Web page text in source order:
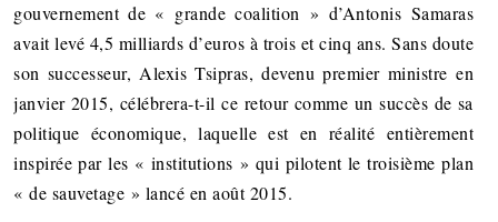
gouvernement de « grande coalition » d’Antonis Samaras
avait levé 4,5 milliards d’euros à trois et cinq ans. Sans doute
son successeur, Alexis Tsipras, devenu premier ministre en
janvier 2015, célébrera-t-il ce retour comme un succès de sa
politique économique, laquelle est en réalité entièrement
inspirée par les « institutions » qui pilotent le troisième plan
« de sauvetage » lancé en août 2015.